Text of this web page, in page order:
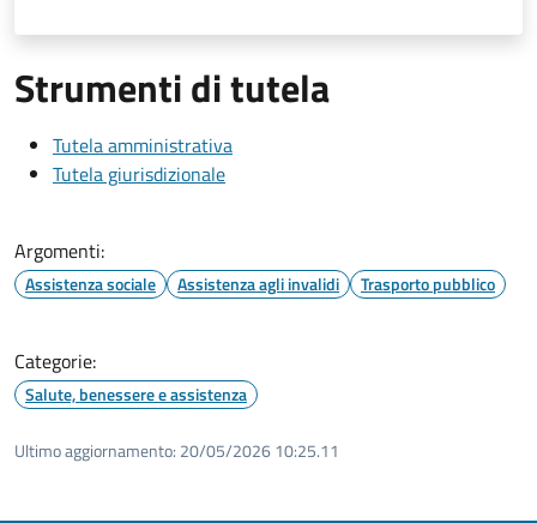
Strumenti di tutela
Tutela amministrativa
Tutela giurisdizionale
Argomenti:
Assistenza sociale Assistenza agli invalidi Trasporto pubblico
Categorie:
Salute, benessere e assistenza
Ultimo aggiornamento: 20/05/2026 10:25.11